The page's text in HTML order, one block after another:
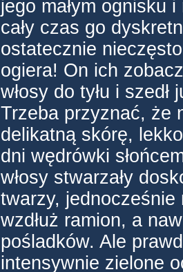
jego małym ognisku
cały czas go
ostatecznie
ogiera! On ich
włosy do tyłu i
Trzeba przyznać, że
delikatną skórę,
dni wędrówki
włosy stwarzały
twarzy,
wzdłuż ramion, a
pośladków. Ale
intensywnie zielone